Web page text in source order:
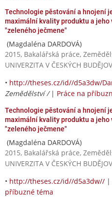
Technologie pěstování a hnojení
maximální kvality produktu a
"zeleného ječmene"
(Magdaléna DARDOVÁ)
2015, Bakalářská práce,
UNIVERZITA V ČESKÝCH
• http://theses.cz/id//d5a3dw/
Zemědělství / | Práce na
Technologie pěstování a hnojení
maximální kvality produktu a
"zeleného ječmene"
(Magdaléna DARDOVÁ)
2015, Bakalářská práce,
UNIVERZITA V ČESKÝCH
• http://theses.cz/id//d5a3dw// |
příbuzné téma